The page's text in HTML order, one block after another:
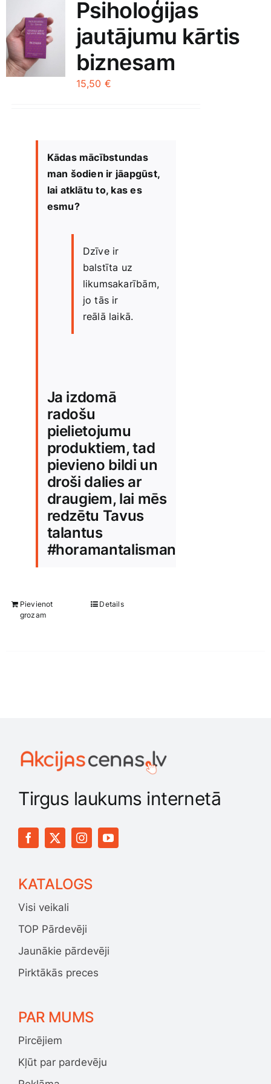
Jaunākie pārdevēji
Pirktākās preces
Grāmatas
Gudrā māja
Mājražotājiem
Mājsaimniecības preces
Mēbeles un interjers
Medicīnas preces
Mobilie telefoni, planšetdatori
Pārtikas preces
Preces birojam
Preces pieaugušajiem
Rotaļlietas, bērnu preces
Smaržas, kosmētika
Psiholoģijas
jautājumu kārtis
biznesam
15,50 €
Kādas mācībstundas
man šodien ir jāapgūst,
lai atklātu to, kas es
esmu?
Dzīve ir
balstīta uz
likumsakarībām,
jo tās ir
reālā laikā.
Ja izdomā
radošu
pielietojumu
produktiem, tad
pievieno bildi un
droši dalies ar
draugiem, lai mēs
redzētu Tavus
talantus
#horamantalisman
Pievienot
grozam
Details
Tirgus laukums internetā
KATALOGS
Visi veikali
TOP Pārdevēji
Jaunākie pārdevēji
Pirktākās preces
PAR MUMS
Pircējiem
Kļūt par pardevēju